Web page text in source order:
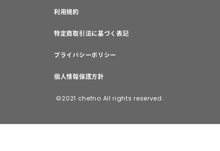
利用規約
特定商取引法に基づく表記
プライバシーポリシー
個人情報保護方針
©2021 chefno All rights reserved.